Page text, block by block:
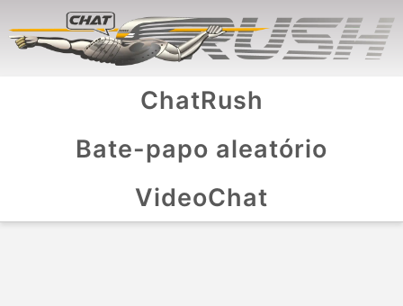
ChatRush
Bate-papo aleatório
VideoChat